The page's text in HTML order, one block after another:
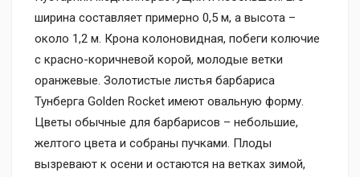
ширина составляет примерно 0,5 м, а высота –
около 1,2 м. Крона колоновидная, побеги колючие
с красно-коричневой корой, молодые ветки
оранжевые. Золотистые листья барбариса
Тунберга Golden Rocket имеют овальную форму.
Цветы обычные для барбарисов – небольшие,
желтого цвета и собраны пучками. Плоды
вызревают к осени и остаются на ветках зимой,